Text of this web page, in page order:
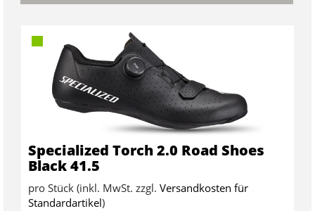
Specialized Torch 2.0 Road Shoes
Black 41.5
pro Stück (inkl. MwSt. zzgl. Versandkosten für
Standardartikel)